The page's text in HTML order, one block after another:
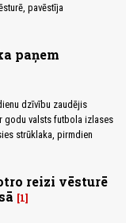
pavēstīja
paņem
dzīvību zaudējis
godu valsts futbola izlases
strūklaka, pirmdien
reizi vēsturē
1